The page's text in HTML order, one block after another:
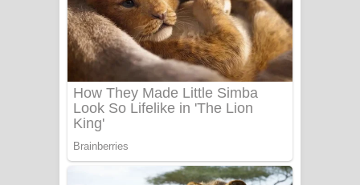
UNUHUMA Song Lyrics - උණුහුම
ගීතයේ පද පෙළ
Katakara Song Lyrics - කටකාර ගීතයේ